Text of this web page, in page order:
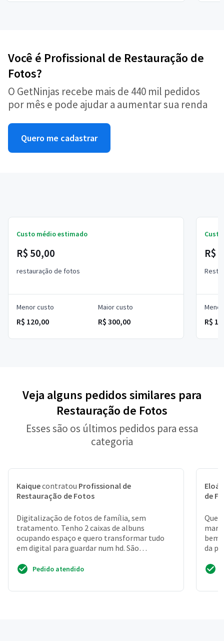
Você é Profissional de Restauração de
Fotos?
O GetNinjas recebe mais de 440 mil pedidos
por mês e pode ajudar a aumentar sua renda
Quero me cadastrar
Custo médio estimado
R$ 50,00
restauração de fotos
Menor custo
R$ 120,00
Maior custo
R$ 300,00
R$
R$
Veja alguns pedidos similares para
Restauração de Fotos
Esses são os últimos pedidos para essa
categoria
Kaiquecontratou Profissional de
Restauração de Fotos
Digitalização de fotos de família, sem
tratamento. Tenho 2 caixas de albuns
ocupando espaço e quero transformar tudo
em digital para guardar num hd. São
Pedido atendido
Eloá
de
bem
da